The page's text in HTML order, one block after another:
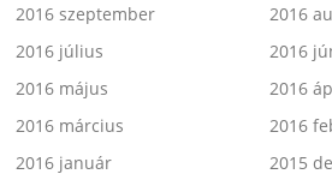
2016 szeptember
2016
2016 július
2016
2016 május
2016
2016 március
2016
2016 január
2015